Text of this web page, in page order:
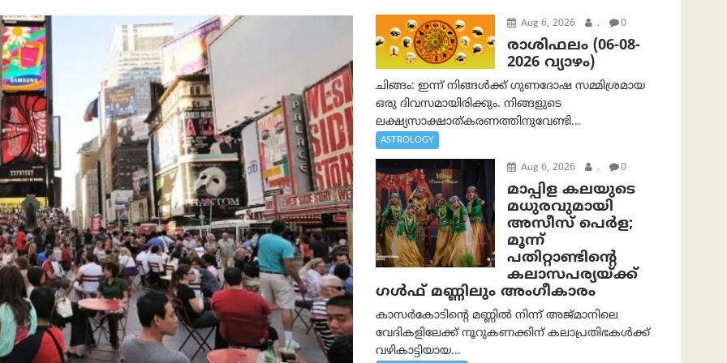
Aug 6, 2026 . 0
രാശിഫലം (06-08-
2026 വ്യാഴം)
ചിങ്ങം: ഇന്ന് നിങ്ങൾക്ക് ഗുണദോഷ സമ്മിശ്രമായ
ഒരു ദിവസമായിരിക്കും. നിങ്ങളുടെ
ലക്ഷ്യസാക്ഷാത്കരണത്തിനുവേണ്ടി...
ASTROLOGY
Aug 6, 2026 . 0
മാപ്പിള കലയുടെ
മധുരവുമായി
അസീസ് പെർള;
മൂന്ന്
പതിറ്റാണ്ടിന്റെ
കലാസപര്യയ്ക്ക്
ഗൾഫ് മണ്ണിലും അംഗീകാരം
കാസർകോടിന്റെ മണ്ണിൽ നിന്ന് അജ്മാനിലെ
വേദികളിലേക്ക് നൂറുകണക്കിന് കലാപ്രതിഭകൾക്ക്
വഴികാട്ടിയായ...